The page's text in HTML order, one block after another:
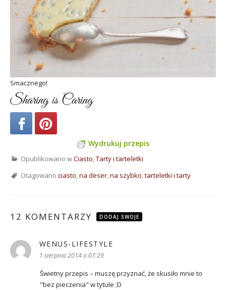
Smacznego!
Sharing is Caring
Wydrukuj przepis
Opublikowano wCiasto,Tarty i tarteletki
Otagowano ciasto,na deser,na szybko,tarteletki i tarty
12 KOMENTARZY DODAJ SWOJE
WENUS-LIFESTYLE
1 sierpnia 2014 o 07:29
Świetny przepis – muszę przyznać, że skusiło mnie to
"bez pieczenia" w tytule ;D